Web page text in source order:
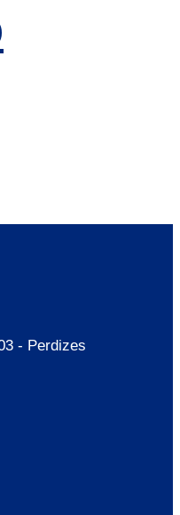
- Perdizes